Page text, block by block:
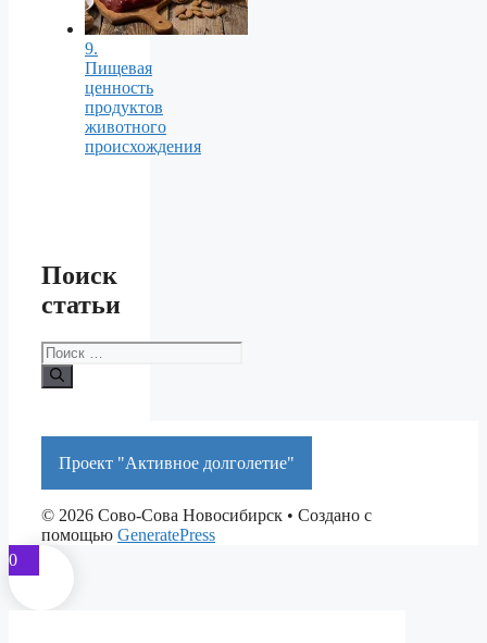
9.
Пищевая
ценность
продуктов
животного
происхождения
Поиск
статьи
Поиск:
Проект "Активное долголетие"
© 2026 Сово-Сова Новосибирск • Создано с
помощью GeneratePress
0